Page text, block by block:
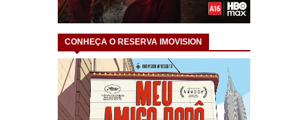
CONHEÇA O RESERVA IMOVISION